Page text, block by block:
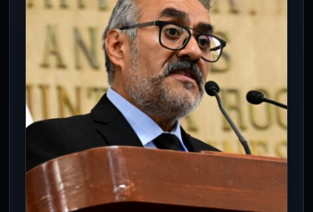
(IAPA) informó que la Estrategia…